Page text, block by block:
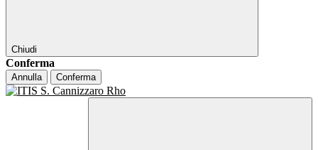
Chiudi
Conferma
Annulla Conferma